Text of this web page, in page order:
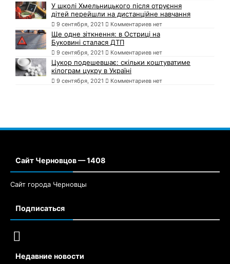
У школі Хмельницького після отруєння
дітей перейшли на дистанційне навчання
9 сентября, 2021 Комментариев нет
Ще одне зіткнення: в Остриці на
Буковині сталася ДТП
9 сентября, 2021 Комментариев нет
Цукор подешевшає: скільки коштуватиме
кілограм цукру в Україні
9 сентября, 2021 Комментариев нет
Сайт Черновцов — 1408
Сайт города Черновцы
Подписаться
Недавние новости